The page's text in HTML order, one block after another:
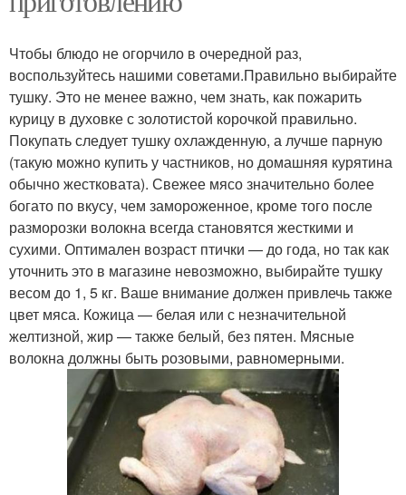
Чтобы блюдо не огорчило в очередной раз,
воспользуйтесь нашими советами.Правильно выбирайте
тушку. Это не менее важно, чем знать, как пожарить
курицу в духовке с золотистой корочкой правильно.
Покупать следует тушку охлажденную, а лучше парную
(такую можно купить у частников, но домашняя курятина
обычно жестковата). Свежее мясо значительно более
богато по вкусу, чем замороженное, кроме того после
разморозки волокна всегда становятся жесткими и
сухими. Оптимален возраст птички — до года, но так как
уточнить это в магазине невозможно, выбирайте тушку
весом до 1, 5 кг. Ваше внимание должен привлечь также
цвет мяса. Кожица — белая или с незначительной
желтизной, жир — также белый, без пятен. Мясные
волокна должны быть розовыми, равномерными.